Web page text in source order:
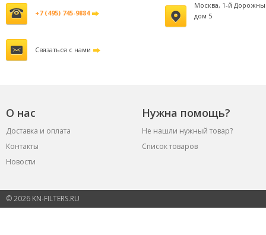
+7 (495) 745-9884
Москва, 1-й
дом 5
Связаться с нами
О нас Нужна помощь?
Доставка и оплата
Не нашли нужный товар?
Контакты
Список товаров
Новости
© 2026 KN-FILTERS.RU